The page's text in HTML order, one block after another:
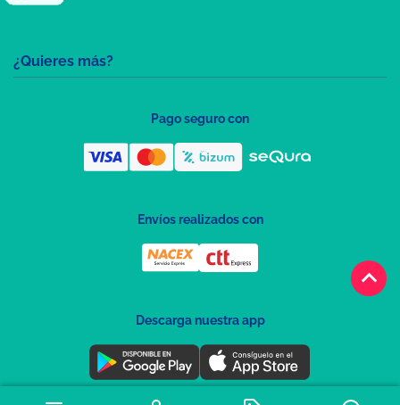
keyboard_arrow_up
¿Quieres más?
Pago seguro con
Envíos realizados con
Descarga nuestra app